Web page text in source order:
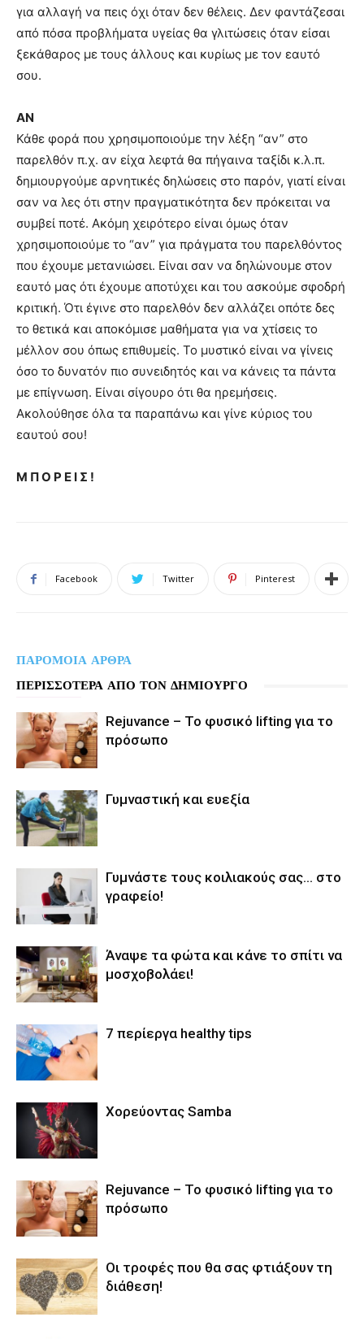
για αλλαγή να πεις όχι όταν δεν θέλεις. Δεν φαντάζεσαι
από πόσα προβλήματα υγείας θα γλιτώσεις όταν είσαι
ξεκάθαρος με τους άλλους και κυρίως με τον εαυτό
σου.
ΑΝ
Κάθε φορά που χρησιμοποιούμε την λέξη “αν” στο
παρελθόν π.χ. αν είχα λεφτά θα πήγαινα ταξίδι κ.λ.π.
δημιουργούμε αρνητικές δηλώσεις στο παρόν, γιατί είναι
σαν να λες ότι στην πραγματικότητα δεν πρόκειται να
συμβεί ποτέ. Ακόμη χειρότερο είναι όμως όταν
χρησιμοποιούμε το “αν” για πράγματα του παρελθόντος
που έχουμε μετανιώσει. Είναι σαν να δηλώνουμε στον
εαυτό μας ότι έχουμε αποτύχει και του ασκούμε σφοδρή
κριτική. Ότι έγινε στο παρελθόν δεν αλλάζει οπότε δες
το θετικά και αποκόμισε μαθήματα για να χτίσεις το
μέλλον σου όπως επιθυμείς. Το μυστικό είναι να γίνεις
όσο το δυνατόν πιο συνειδητός και να κάνεις τα πάντα
με επίγνωση. Είναι σίγουρο ότι θα ηρεμήσεις.
Ακολούθησε όλα τα παραπάνω και γίνε κύριος του
εαυτού σου!
Μ Π Ο Ρ Ε Ι Σ !
Facebook Twitter Pinterest
ΠΑΡΟΜΟΙΑ ΑΡΘΡΑ
ΠΕΡΙΣΣΟΤΕΡΑ ΑΠΟ ΤΟΝ ΔΗΜΙΟΥΡΓΟ
Rejuvance – Το φυσικό lifting για το
πρόσωπο
Γυμναστική και ευεξία
Γυμνάστε τους κοιλιακούς σας… στο
γραφείο!
Άναψε τα φώτα και κάνε το σπίτι να
μοσχοβολάει!
7 περίεργα healthy tips
Χορεύοντας Samba
Rejuvance – Το φυσικό lifting για το
πρόσωπο
Οι τροφές που θα σας φτιάξουν τη
διάθεση!